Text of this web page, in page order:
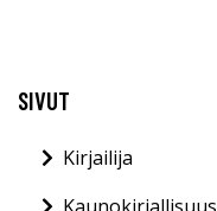
SIVUT
Kirjailija